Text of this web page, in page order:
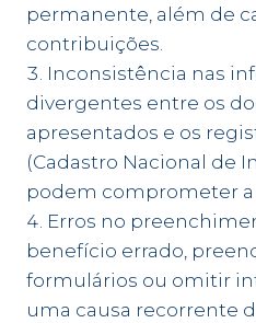
permanente, além de
contribuições.
Inconsistência nas
divergentes entre os
apresentados e os
(Cadastro Nacional de
podem comprometer a
Erros no
benefício errado,
formulários ou omitir
uma causa recorrente